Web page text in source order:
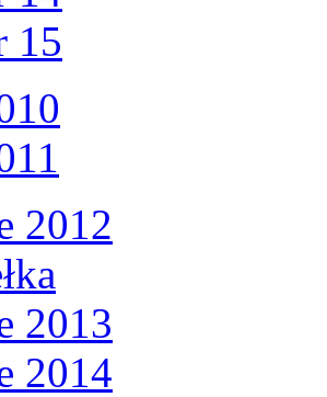
15
2012
2013
2014